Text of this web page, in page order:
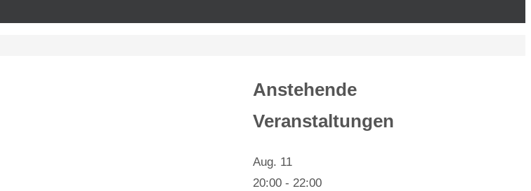
Anstehende
Veranstaltungen
Aug. 11
20:00 - 22:00